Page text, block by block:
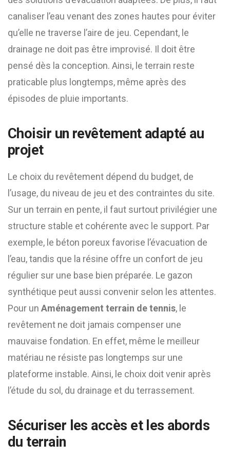
canaliser l’eau venant des zones hautes pour éviter
qu’elle ne traverse l’aire de jeu. Cependant, le
drainage ne doit pas être improvisé. Il doit être
pensé dès la conception. Ainsi, le terrain reste
praticable plus longtemps, même après des
épisodes de pluie importants.
Choisir un revêtement adapté au
projet
Le choix du revêtement dépend du budget, de
l’usage, du niveau de jeu et des contraintes du site.
Sur un terrain en pente, il faut surtout privilégier une
structure stable et cohérente avec le support. Par
exemple, le béton poreux favorise l’évacuation de
l’eau, tandis que la résine offre un confort de jeu
régulier sur une base bien préparée. Le gazon
synthétique peut aussi convenir selon les attentes.
Pour un Aménagement terrain de tennis, le
revêtement ne doit jamais compenser une
mauvaise fondation. En effet, même le meilleur
matériau ne résiste pas longtemps sur une
plateforme instable. Ainsi, le choix doit venir après
l’étude du sol, du drainage et du terrassement.
Sécuriser les accès et les abords
du terrain